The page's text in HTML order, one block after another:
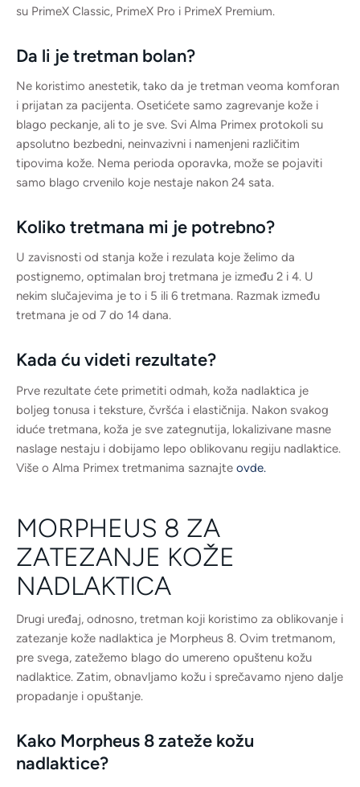
su PrimeX Classic, PrimeX Pro i PrimeX Premium.
Da li je tretman bolan?
Ne koristimo anestetik, tako da je tretman veoma komforan
i prijatan za pacijenta. Osetićete samo zagrevanje kože i
blago peckanje, ali to je sve. Svi Alma Primex protokoli su
apsolutno bezbedni, neinvazivni i namenjeni različitim
tipovima kože. Nema perioda oporavka, može se pojaviti
samo blago crvenilo koje nestaje nakon 24 sata.
Koliko tretmana mi je potrebno?
U zavisnosti od stanja kože i rezulata koje želimo da
postignemo, optimalan broj tretmana je između 2 i 4. U
nekim slučajevima je to i 5 ili 6 tretmana. Razmak između
tretmana je od 7 do 14 dana.
Kada ću videti rezultate?
Prve rezultate ćete primetiti odmah, koža nadlaktica je
boljeg tonusa i teksture, čvršća i elastičnija. Nakon svakog
iduće tretmana, koža je sve zategnutija, lokalizivane masne
naslage nestaju i dobijamo lepo oblikovanu regiju nadlaktice.
Više o Alma Primex tretmanima saznajte ovde.
MORPHEUS 8 ZA
ZATEZANJE KOŽE
NADLAKTICA
Drugi uređaj, odnosno, tretman koji koristimo za oblikovanje i
zatezanje kože nadlaktica je Morpheus 8. Ovim tretmanom,
pre svega, zatežemo blago do umereno opuštenu kožu
nadlaktice. Zatim, obnavljamo kožu i sprečavamo njeno dalje
propadanje i opuštanje.
Kako Morpheus 8 zateže kožu
nadlaktice?